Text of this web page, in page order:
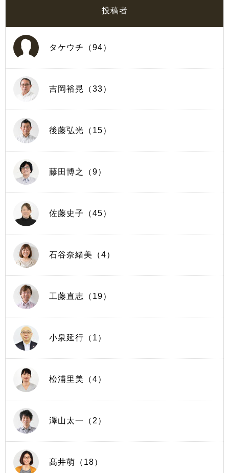
投稿者
タケウチ（94）
吉岡裕晃（33）
後藤弘光（15）
藤田博之（9）
佐藤史子（45）
石谷奈緒美（4）
工藤直志（19）
小泉延行（1）
松浦里美（4）
澤山太一（2）
髙井萌（18）